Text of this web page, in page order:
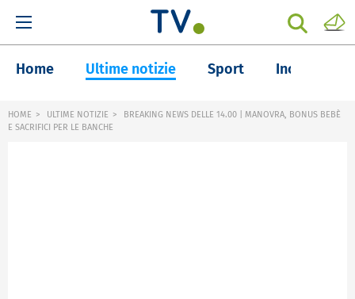
Home Ultime notizie Sport Inchieste
HOME ULTIME NOTIZIE
BREAKING NEWS DELLE 14.00 | MANOVRA, BONUS BEBÈ
E SACRIFICI PER LE BANCHE